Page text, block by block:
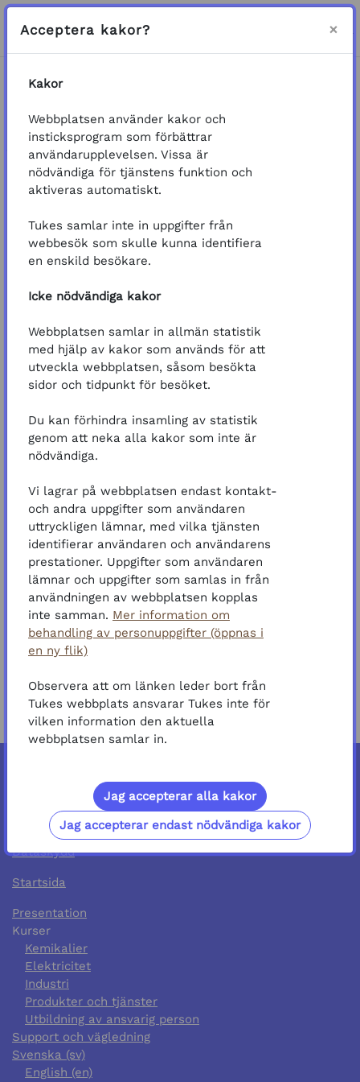
Gå direkt till huvudinnehåll
VÄXLA SÖKINMATNING
Logga in
Grunderna för skydd av pollinerare i
växtskyddsarbete
Kurs: Grunderna för skydd av
General
Välkommen att lära dig om grunderna för skydd
Kursmaterialet och uppgifterna är fritt tillgängliga
utan inloggning.
göra den i din egen takt, en del i taget. Om du vill
framsteg, kom ihåg att registrera dig och logga in.
Lägg också till dig själv som deltagare via
knappen"Registrera mig på den här kursen"
du hittar i toppmenyn.
Nu kör vi!
Kursmaterial
Slutförande
feedbackformulär URL
Slutförande
Du besöker oss just nu som gäst (Logga in )
Växla till standardtemat
Tillgänglighetsutlåtande
Dataskydd
Startsida
Presentation
Kurser
Kemikalier
Elektricitet
Industri
Produkter och tjänster
Utbildning av ansvarig person
Support och vägledning
Svenska ‎(sv)‎
English ‎(en)‎
Acceptera kakor? ×
Kakor
Webbplatsen använder kakor och
insticksprogram som förbättrar
användarupplevelsen. Vissa är
nödvändiga för tjänstens funktion och
aktiveras automatiskt.
Tukes samlar inte in uppgifter från
webbesök som skulle kunna identifiera
en enskild besökare.
Icke nödvändiga kakor
Webbplatsen samlar in allmän statistik
med hjälp av kakor som används för att
utveckla webbplatsen, såsom besökta
sidor och tidpunkt för besöket.
Du kan förhindra insamling av statistik
genom att neka alla kakor som inte är
nödvändiga.
Vi lagrar på webbplatsen endast kontakt-
och andra uppgifter som användaren
uttryckligen lämnar, med vilka tjänsten
identifierar användaren och användarens
prestationer. Uppgifter som användaren
lämnar och uppgifter som samlas in från
användningen av webbplatsen kopplas
inte samman. Mer information om
behandling av personuppgifter (öppnas i
en ny flik)
Observera att om länken leder bort från
Tukes webbplats ansvarar Tukes inte för
vilken information den aktuella
webbplatsen samlar in.
Jag accepterar alla kakor
Jag accepterar endast nödvändiga kakor